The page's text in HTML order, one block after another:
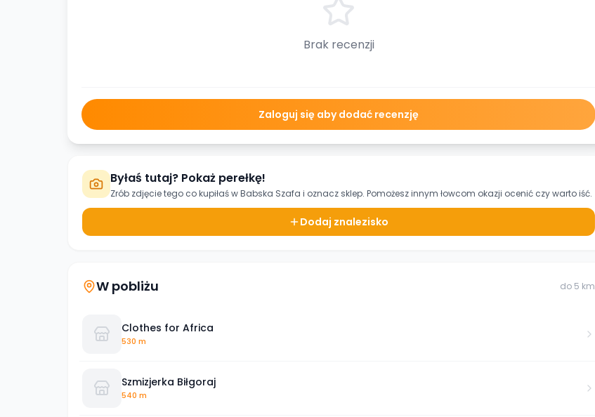
Brak recenzji
Zaloguj się aby dodać recenzję
Byłaś tutaj? Pokaż perełkę!
Zrób zdjęcie tego co kupiłaś wBabska Szafa i oznacz sklep. Pomożesz innym łowcom okazji ocenić czy warto iść.
Dodaj znalezisko
W pobliżu do 5 km
Clothes for Africa
530 m
Szmizjerka Biłgoraj
540 m